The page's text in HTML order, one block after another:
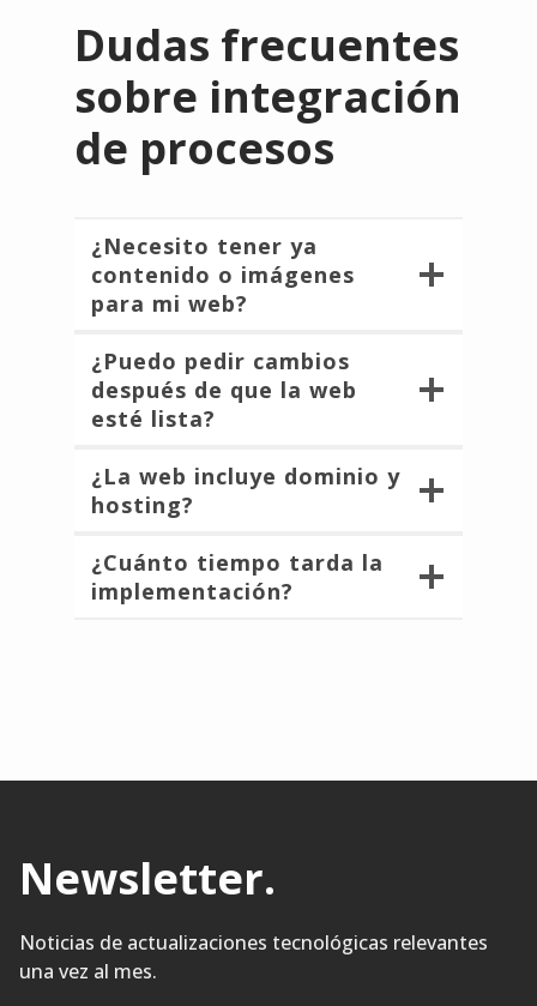
Dudas frecuentes
sobre integración
de procesos
¿Necesito tener ya
contenido o imágenes
para mi web?
¿Puedo pedir cambios
después de que la web
esté lista?
¿La web incluye dominio y
hosting?
¿Cuánto tiempo tarda la
implementación?
Newsletter.
Noticias de actualizaciones tecnológicas relevantes
una vez al mes.